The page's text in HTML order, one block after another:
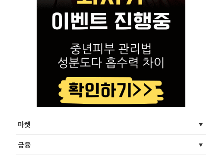
마켓
금융